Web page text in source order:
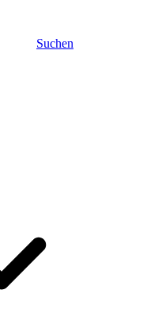
Suchen